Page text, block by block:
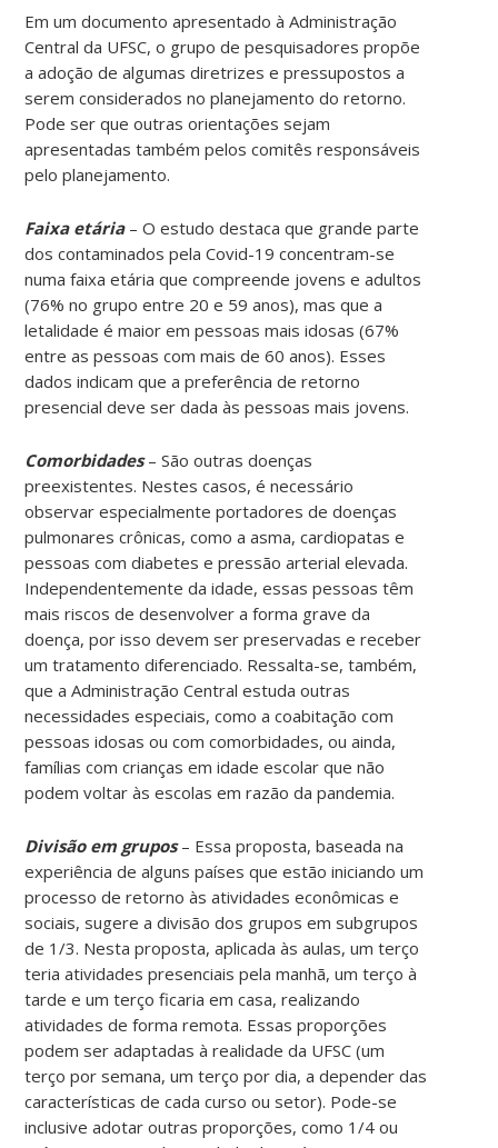
Em um documento apresentado à Administração
Central da UFSC, o grupo de pesquisadores propõe
a adoção de algumas diretrizes e pressupostos a
serem considerados no planejamento do retorno.
Pode ser que outras orientações sejam
apresentadas também pelos comitês responsáveis
pelo planejamento.
Faixa etária – O estudo destaca que grande parte
dos contaminados pela Covid-19 concentram-se
numa faixa etária que compreende jovens e adultos
(76% no grupo entre 20 e 59 anos), mas que a
letalidade é maior em pessoas mais idosas (67%
entre as pessoas com mais de 60 anos). Esses
dados indicam que a preferência de retorno
presencial deve ser dada às pessoas mais jovens.
Comorbidades – São outras doenças
preexistentes. Nestes casos, é necessário
observar especialmente portadores de doenças
pulmonares crônicas, como a asma, cardiopatas e
pessoas com diabetes e pressão arterial elevada.
Independentemente da idade, essas pessoas têm
mais riscos de desenvolver a forma grave da
doença, por isso devem ser preservadas e receber
um tratamento diferenciado. Ressalta-se, também,
que a Administração Central estuda outras
necessidades especiais, como a coabitação com
pessoas idosas ou com comorbidades, ou ainda,
famílias com crianças em idade escolar que não
podem voltar às escolas em razão da pandemia.
Divisão em grupos – Essa proposta, baseada na
experiência de alguns países que estão iniciando um
processo de retorno às atividades econômicas e
sociais, sugere a divisão dos grupos em subgrupos
de 1/3. Nesta proposta, aplicada às aulas, um terço
teria atividades presenciais pela manhã, um terço à
tarde e um terço ficaria em casa, realizando
atividades de forma remota. Essas proporções
podem ser adaptadas à realidade da UFSC (um
terço por semana, um terço por dia, a depender das
características de cada curso ou setor). Pode-se
inclusive adotar outras proporções, como 1/4 ou